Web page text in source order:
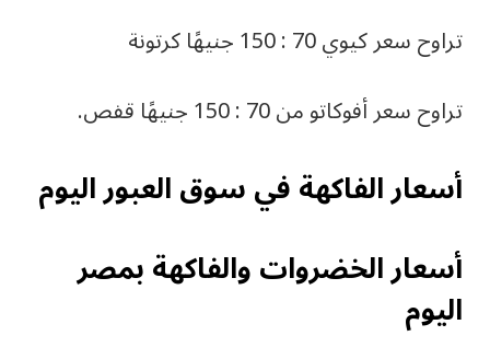
تراوح سعر كيوي 70 : 150 جنيهًا كرتونة
تراوح سعر أفوكاتو من 70 : 150 جنيهًا قفص.
أسعار الفاكهة في سوق العبور اليوم
أسعار الخضروات والفاكهة بمصر
اليوم